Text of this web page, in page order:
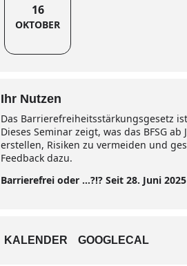
16
OKTOBER
Ihr Nutzen
Das Barrierefreiheitsstärkungsgesetz
Dieses Seminar zeigt, was das BFSG
erstellen, Risiken zu vermeiden und
Feedback dazu.
Barrierefrei oder …?!? Seit 28. Juni
KALENDER GOOGLECAL